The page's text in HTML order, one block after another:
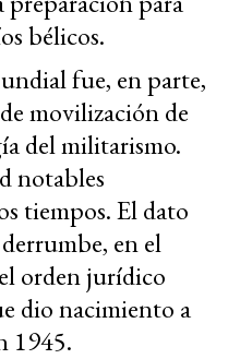
bélicos.
fue, en parte,
movilización de
del militarismo.
notables
tiempos. El dato
en el
orden jurídico
dio nacimiento a
1945.